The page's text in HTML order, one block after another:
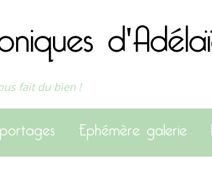
fait du bien !
Ephémère galerie